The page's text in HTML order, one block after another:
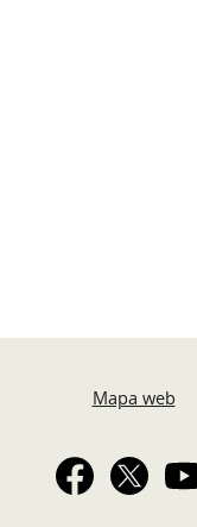
Mapa web